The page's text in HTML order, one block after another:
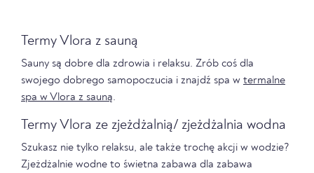
Termy Vlora z sauną
Sauny są dobre dla zdrowia i relaksu. Zrób coś dla
swojego dobrego samopoczucia i znajdź spa w termalne
spa w Vlora z sauną.
Termy Vlora ze zjeżdżalnią/ zjeżdżalnia wodna
Szukasz nie tylko relaksu, ale także trochę akcji w wodzie?
Zjeżdżalnie wodne to świetna zabawa dla zabawa